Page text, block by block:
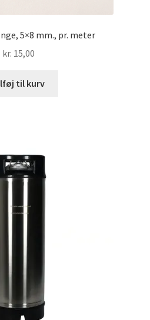
5×8 mm., pr. meter
kr. 15,00
til kurv